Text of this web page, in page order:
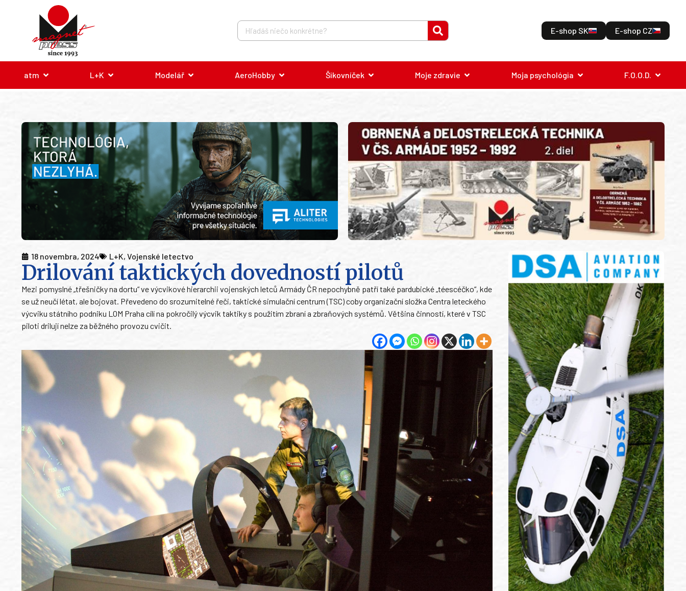
E-shop SK E-shop CZ
atm L+K Modelář AeroHobby Šikovníček Moje zdravie Moja psychológia F.O.O.D.
18 novembra, 2024 L+K, Vojenské letectvo
Drilování taktických dovedností pilotů
Mezi pomyslné „třešničky na dortu“ ve výcvikové hierarchii vojenských letců Armády ČR nepochybně patří také pardubické „téescéčko“, kde
se už neučí létat, ale bojovat. Převedeno do srozumitelné řeči, taktické simulační centrum (TSC) coby organizační složka Centra leteckého
výcviku státního podniku LOM Praha cílí na pokročilý výcvik taktiky s použitím zbraní a zbraňových systémů. Většina činností, které v TSC
piloti drilují nelze za běžného provozu cvičit.